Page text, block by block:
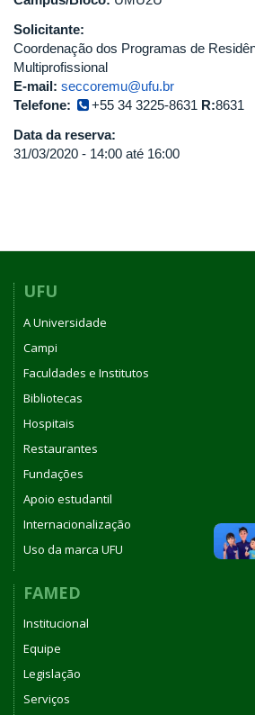
Solicitante:
Coordenação dos Programas de
Multiprofissional
E-mail: seccoremu@ufu.br
Telefone:
+55 34 3225-8631 R:8631
Data da reserva:
31/03/2020 - 14:00 até 16:00
UFU
A Universidade
Campi
Faculdades e Institutos
Bibliotecas
Hospitais
Restaurantes
Fundações
Apoio estudantil
Internacionalização
Uso da marca UFU
FAMED
Institucional
Equipe
Legislação
Serviços